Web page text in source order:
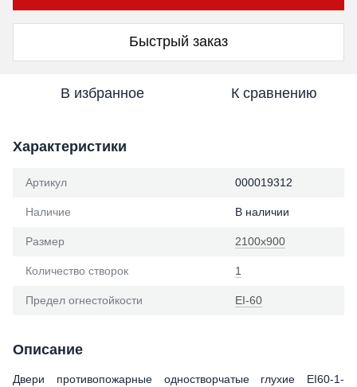
Быстрый заказ
В избранное К сравнению
Характеристики
Артикул 000019312
Наличие В наличии
Размер 2100х900
Количество створок 1
Предел огнестойкости ЕІ-60
Описание
Двери противопожарные одностворчатые глухие ЕІ60-1-